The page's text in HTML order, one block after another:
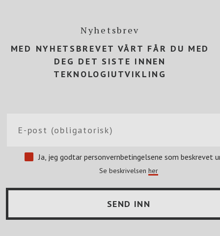
Nyhetsbrev
MED NYHETSBREVET VÅRT FÅR DU MED
DEG DET SISTE INNEN
TEKNOLOGIUTVIKLING
Ja, jeg godtar personvernbetingelsene som beskrevet
Se beskrivelsen her